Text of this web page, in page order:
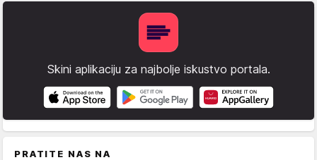
Skini aplikaciju za najbolje iskustvo portala.
PRATITE NAS NA